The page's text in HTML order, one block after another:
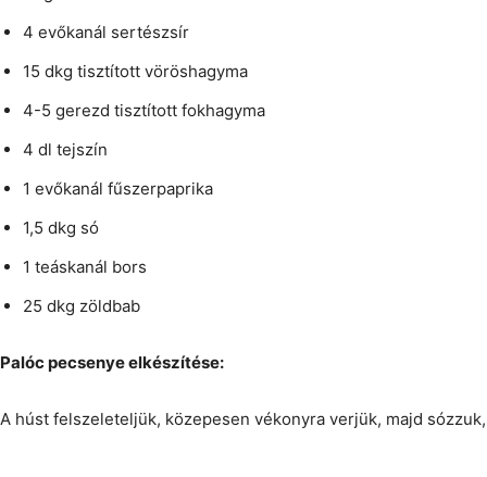
4 evőkanál sertészsír
15 dkg tisztított vöröshagyma
4-5 gerezd tisztított fokhagyma
4 dl tejszín
1 evőkanál fűszerpaprika
1,5 dkg só
1 teáskanál bors
25 dkg zöldbab
Palóc pecsenye elkészítése:
A húst felszeleteljük, közepesen vékonyra verjük, majd